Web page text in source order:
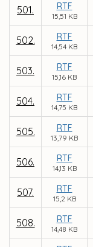
501. RTF
15,51 KB
502. RTF
14,54 KB
503. RTF
15,16 KB
504. RTF
14,75 KB
505. RTF
13,79 KB
506. RTF
14,13 KB
507. RTF
15,2 KB
508. RTF
14,48 KB